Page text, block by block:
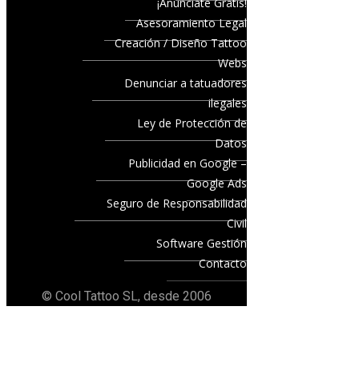
Asesoramiento Legal
Creación / Diseño Tattoo
Webs
Denunciar a tatuadores
ilegales
Ley de Protección de
Datos
Publicidad en Google –
Google Ads
Seguro de Responsabilidad
Civil
Software Gestión
Contacto
© Cool Tattoo SL, desde 2006